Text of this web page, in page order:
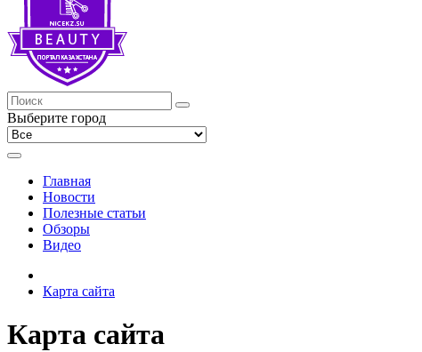
Выберите город
Главная
Новости
Полезные статьи
Обзоры
Видео
Карта сайта
Карта сайта